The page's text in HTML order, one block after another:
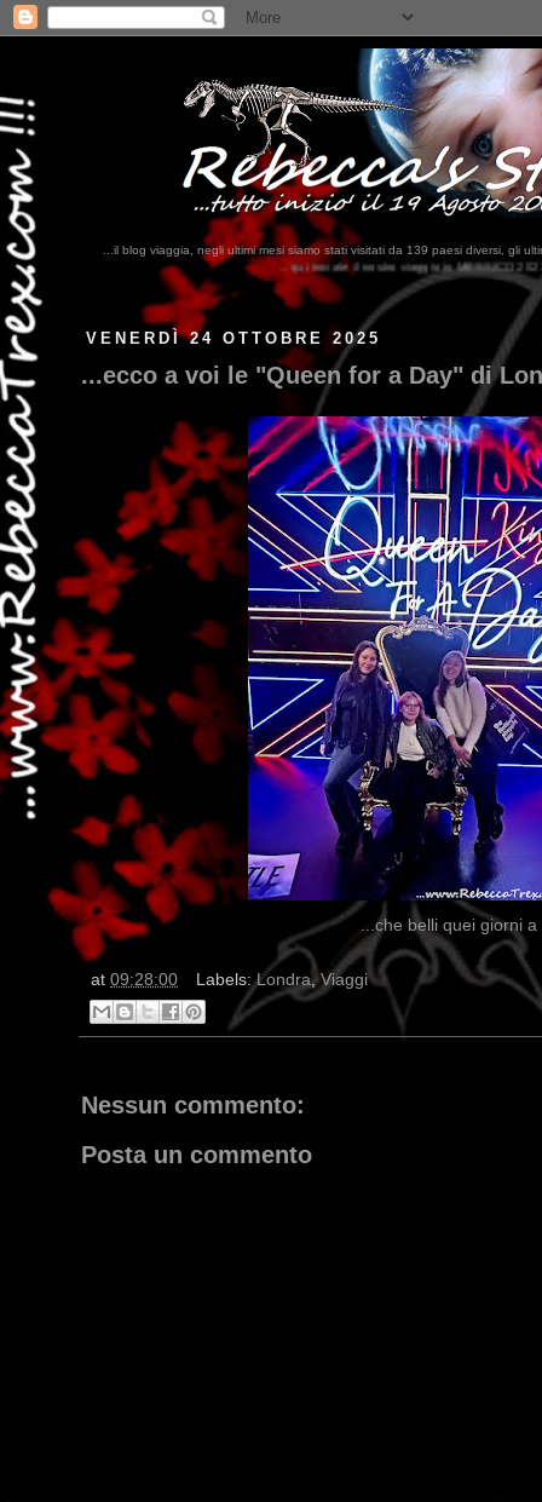
...il blog viaggia, negli ultimi mesi siamo stati visitati da 139 paesi diversi, gli
...qui trovate il nostro viaggio in MESSICO 2023...clikka qui !!!
VENERDÌ 24 OTTOBRE 2025
...ecco a voi le "Queen for a Day" di
...che belli quei giorni
at 09:28:00 Labels:Londra,Viaggi
Nessun commento:
Posta un commento